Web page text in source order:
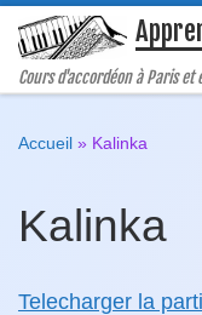
Passer au contenu
Cours d'accordéon à Paris et
Accueil » Kalinka
Kalinka
Telecharger la